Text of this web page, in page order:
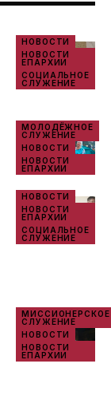
НОВОСТИ
НОВОСТИ
ЕПАРХИИ
СОЦИАЛЬНОЕ
СЛУЖЕНИЕ
МОЛОДЁЖНОЕ
СЛУЖЕНИЕ
НОВОСТИ
НОВОСТИ
ЕПАРХИИ
НОВОСТИ
НОВОСТИ
ЕПАРХИИ
СОЦИАЛЬНОЕ
СЛУЖЕНИЕ
МИССИОНЕРСКОЕ
СЛУЖЕНИЕ
НОВОСТИ
НОВОСТИ
ЕПАРХИИ